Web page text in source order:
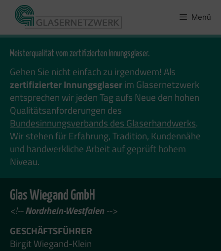
Zum
Inhalt
springen
Menü
Meisterqualität vom zertifizierten Innungsglaser.
Gehen Sie nicht einfach zu irgendwem! Als
zertifizierter Innungsglaserim Glasernetzwerk
entsprechen wir jeden Tag aufs Neue den hohen
Qualitätsanforderungen des
Bundesinnungsverbands des Glaserhandwerks.
Wir stehen für Erfahrung, Tradition, Kundennähe
und handwerkliche Arbeit auf geprüft hohem
Niveau.
Glas Wiegand GmbH
<!--Nordrhein-Westfalen -->
GESCHÄFTSFÜHRER
Birgit Wiegand-Klein